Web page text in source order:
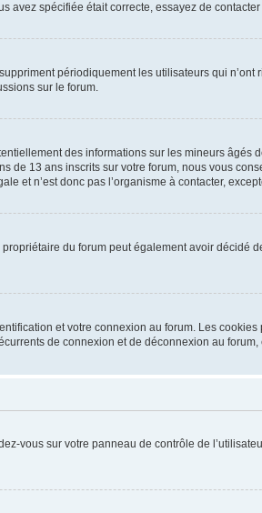
avez spécifiée était correcte, essayez de
périodiquement les utilisateurs qui
sur le forum.
des informations sur les mineurs âgés
de 13 ans inscrits sur votre forum, nous vous
et n’est donc pas l’organisme à contacter,
du forum peut également avoir décidé
et votre connexion au forum. Les
de connexion et de déconnexion au
vous sur votre panneau de contrôle de